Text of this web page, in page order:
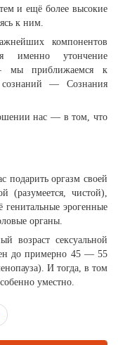
и ещё более высокие
к ним.
компонентов
именно утончение
мы приближаемся к
— Сознания
нас — в том, что
подарить оргазм своей
чистой),
генитальные эрогенные
органы.
возраст сексуальной
до примерно 45 — 55
И тогда, в том
уместно.